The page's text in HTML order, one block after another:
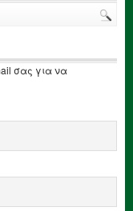
σας για να